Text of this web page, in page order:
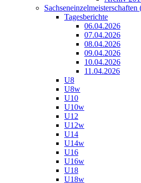
Tagesberichte
06.04.2026
07.04.2026
08.04.2026
09.04.2026
10.04.2026
11.04.2026
U8
U8w
U10
U10w
U12
U12w
U14
U14w
U16
U16w
U18
U18w